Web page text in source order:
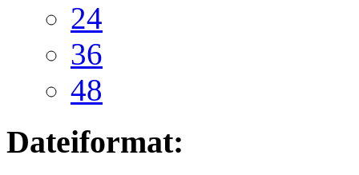
24
36
48
Dateiformat: